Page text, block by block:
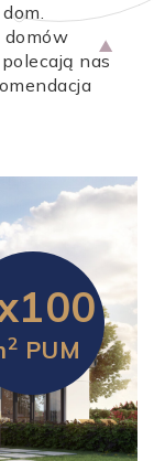
domów
nas
2 PUM